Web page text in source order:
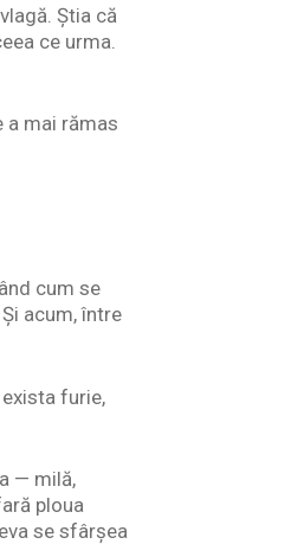
Știa că
ce urma.
a mai rămas
cum se
acum, între
furie,
— milă,
ploua
se sfârșea